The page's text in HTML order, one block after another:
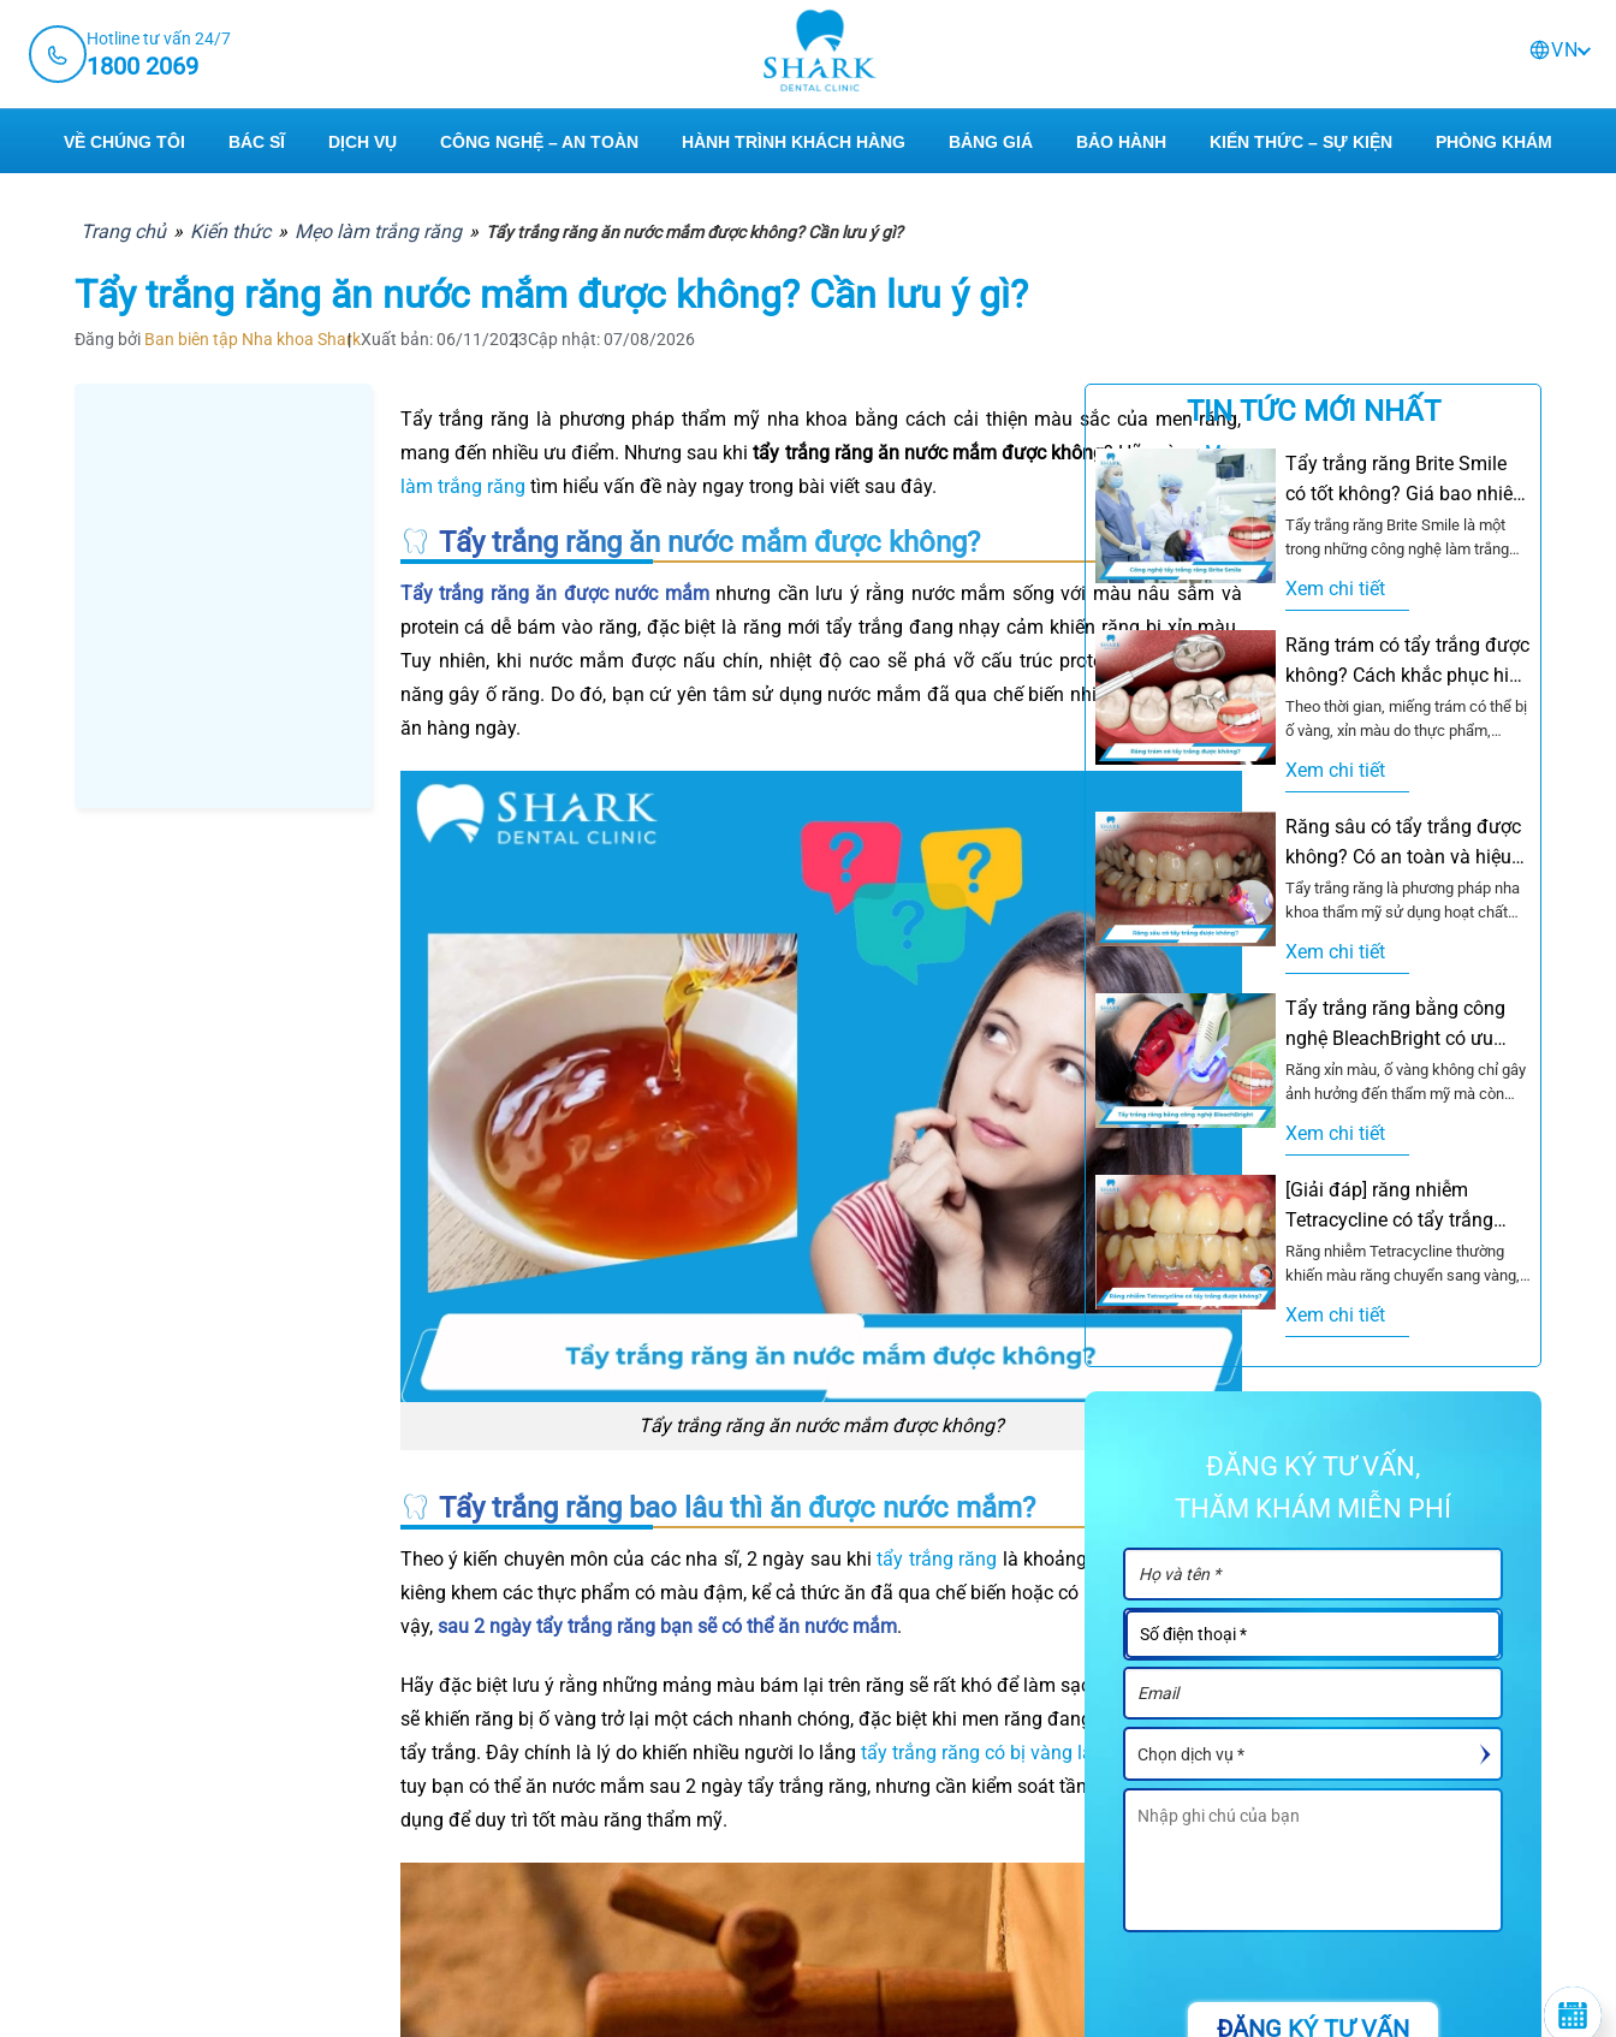
content
Hotline tư vấn 24/7
1800 2069
VN
VỀ CHÚNG TÔI BÁC SĨ DỊCH VỤ CÔNG NGHỆ – AN TOÀN HÀNH TRÌNH KHÁCH HÀNG BẢNG GIÁ BẢO HÀNH KIẾN THỨC – SỰ KIỆN PHÒNG KHÁM
Trang chủ » Kiến thức » Mẹo làm trắng răng » Tẩy trắng răng ăn nước mắm được không? Cần lưu ý gì?
Tẩy trắng răng ăn nước mắm được không? Cần lưu ý gì?
Đăng bởi Ban biên tập Nha khoa SharkXuất bản: 06/11/2023Cập nhật: 07/08/2026
Tẩy trắng răng là phương pháp thẩm mỹ nha khoa bằng cách cải thiện màu sắc của men răng,
mang đến nhiều ưu điểm. Nhưng sau khitẩy trắng răng ăn nước mắm được không? Hãy cùngMẹo
làm trắng răng tìm hiểu vấn đề này ngay trong bài viết sau đây.
Tẩy trắng răng ăn nước mắm được không?
Tẩy trắng răng ăn được nước mắmnhưng cần lưu ý rằng nước mắm sống với màu nâu sẫm và
protein cá dễ bám vào răng, đặc biệt là răng mới tẩy trắng đang nhạy cảm khiến răng bị xỉn màu.
Tuy nhiên, khi nước mắm được nấu chín, nhiệt độ cao sẽ phá vỡ cấu trúc protein, làm mất khả
năng gây ố răng. Do đó, bạn cứ yên tâm sử dụng nước mắm đã qua chế biến nhiệt trong các món
ăn hàng ngày.
Tẩy trắng răng ăn nước mắm được không?
Tẩy trắng răng bao lâu thì ăn được nước mắm?
Theo ý kiến chuyên môn của các nha sĩ, 2 ngày sau khitẩy trắng răng là khoảng thời gian bạn cần
kiêng khem các thực phẩm có màu đậm, kể cả thức ăn đã qua chế biến hoặc có màu tự nhiên. Như
vậy, sau 2 ngày tẩy trắng răng bạn sẽ có thể ăn nước mắm.
Hãy đặc biệt lưu ý rằng những mảng màu bám lại trên răng sẽ rất khó để làm sạch, và vấn đề này
sẽ khiến răng bị ố vàng trở lại một cách nhanh chóng, đặc biệt khi men răng đang nhạy cảm sau
tẩy trắng. Đây chính là lý do khiến nhiều người lo lắng tẩy trắng răng có bị vàng lại không. Do đó,
tuy bạn có thể ăn nước mắm sau 2 ngày tẩy trắng răng, nhưng cần kiểm soát tần suất và cách sử
dụng để duy trì tốt màu răng thẩm mỹ.
TIN TỨC MỚI NHẤT
Tẩy trắng răng Brite Smile
có tốt không? Giá bao nhiêu
tiền?
Tẩy trắng răng Brite Smile là một
trong những công nghệ làm trắng
lựa...
Xem chi tiết
Răng trám có tẩy trắng được
không? Cách khắc phục hiệu
quả
Theo thời gian, miếng trám có thể bị
ố vàng, xỉn màu do thực phẩm,
Xem chi tiết
Răng sâu có tẩy trắng được
không? Có an toàn và hiệu
quả?
Tẩy trắng răng là phương pháp nha
khoa thẩm mỹ sử dụng hoạt chất
Xem chi tiết
Tẩy trắng răng bằng công
nghệ BleachBright có ưu
điểm gì?
Răng xỉn màu, ố vàng không chỉ gây
ảnh hưởng đến thẩm mỹ mà còn
Xem chi tiết
[Giải đáp] răng nhiễm
Tetracycline có tẩy trắng
được không?
Răng nhiễm Tetracycline thường
khiến màu răng chuyển sang vàng,
thiện bằng...
Xem chi tiết
ĐĂNG KÝ TƯ VẤN,
THĂM KHÁM MIỄN PHÍ
ĐĂNG KÝ TƯ VẤN